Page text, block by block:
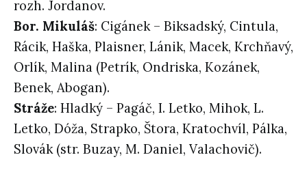
rozh. Jordanov.
Bor. Mikuláš: Cigánek – Biksadský, Cintula,
Rácik, Haška, Plaisner, Lánik, Macek, Krchňavý,
Orlík, Malina (Petrík, Ondriska, Kozánek,
Benek, Abogan).
Stráže: Hladký – Pagáč, I. Letko, Mihok, L.
Letko, Dóža, Strapko, Štora, Kratochvíl, Pálka,
Slovák (str. Buzay, M. Daniel, Valachovič).